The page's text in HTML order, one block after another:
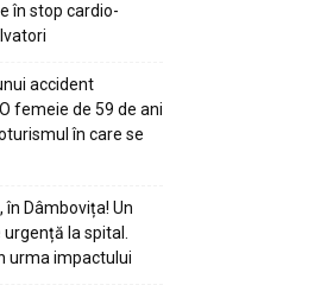
în stop cardio-
accident
femeie de 59 de ani
în care se
Dâmbovița! Un
la spital.
urma impactului